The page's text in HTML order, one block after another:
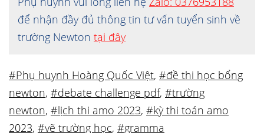
để nhận đầy đủ thông tin tư vấn tuyển sinh về
trường Newton tại đây
#Phụ huynh Hoàng Quốc Việt, #đề thi học bổng
newton, #debate challenge pdf, #trường
newton, #lịch thi amo 2023, #kỳ thi toán amo
2023, #vẽ trường học, #gramma